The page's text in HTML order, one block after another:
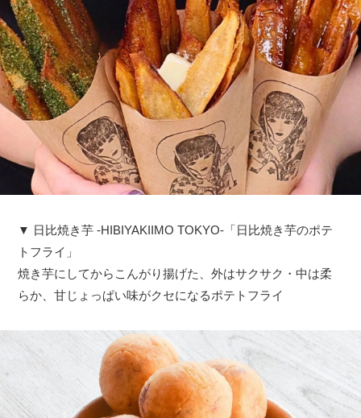
▼ 日比焼き芋 -HIBIYAKIIMO TOKYO-「日比焼き芋のポテ
トフライ」
焼き芋にしてからこんがり揚げた、外はサクサク・中は柔
らか、甘じょっぱい味がクセになるポテトフライ